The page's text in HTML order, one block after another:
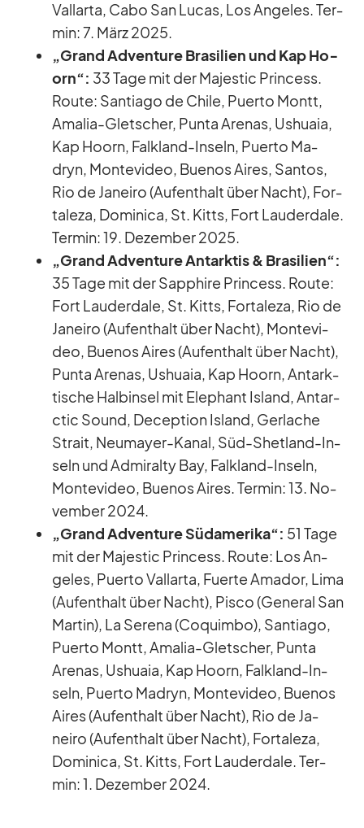
Vall­arta, Cabo San Lu­cas, Los An­ge­les. Ter­
min: 7. März 2025.
„Grand Ad­ven­ture Bra­si­lien und Kap Ho­
orn“: 33 Tage mit der Ma­je­s­tic Prin­cess.
Route: Sant­iago de Chile, Pu­erto Montt,
Ama­lia-Glet­scher, Punta Are­nas, Us­huaia,
Kap Ho­orn, Falk­land-In­seln, Pu­erto Ma­
dryn, Mon­te­vi­deo, Bue­nos Ai­res, San­tos,
Rio de Ja­neiro (Auf­ent­halt über Nacht), For­
ta­leza, Do­mi­nica, St. Kitts, Fort Lau­derd­ale.
Ter­min: 19. De­zem­ber 2025.
„Grand Ad­ven­ture Ant­ark­tis & Bra­si­lien“:
35 Tage mit der Sap­phire Prin­cess. Route:
Fort Lau­derd­ale, St. Kitts, For­ta­leza, Rio de
Ja­neiro (Auf­ent­halt über Nacht), Mon­te­vi­
deo, Bue­nos Ai­res (Auf­ent­halt über Nacht),
Punta Are­nas, Us­huaia, Kap Ho­orn, Ant­ark­
ti­sche Halb­in­sel mit Ele­phant Is­land, Ant­ar­
c­tic Sound, De­cep­tion Is­land, Ger­la­che
Strait, Neu­mayer-Ka­nal, Süd-Shet­land-In­
seln und Ad­mi­ralty Bay, Falk­land-In­seln,
Mon­te­vi­deo, Bue­nos Ai­res. Ter­min: 13. No­
vem­ber 2024.
„Grand Ad­ven­ture Süd­ame­rika“: 51 Tage
mit der Ma­je­s­tic Prin­cess. Route: Los An­
ge­les, Pu­erto Vall­arta, Fuerte Ama­dor, Lima
(Auf­ent­halt über Nacht), Pisco (Ge­ne­ral San
Mar­tin), La Se­rena (Co­quimbo), Sant­iago,
Pu­erto Montt, Ama­lia-Glet­scher, Punta
Are­nas, Us­huaia, Kap Ho­orn, Falk­land-In­
seln, Pu­erto Ma­dryn, Mon­te­vi­deo, Bue­nos
Ai­res (Auf­ent­halt über Nacht), Rio de Ja­
neiro (Auf­ent­halt über Nacht), For­ta­leza,
Do­mi­nica, St. Kitts, Fort Lau­derd­ale. Ter­
min: 1. De­zem­ber 2024.